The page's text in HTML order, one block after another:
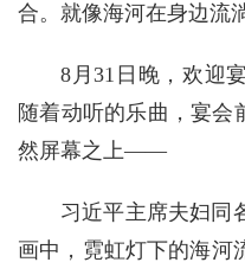
合。就像海河在身边
8月31日晚，欢迎
随着动听的乐曲，宴会
然屏幕之上——
习近平主席夫妇同
画中，霓虹灯下的海河